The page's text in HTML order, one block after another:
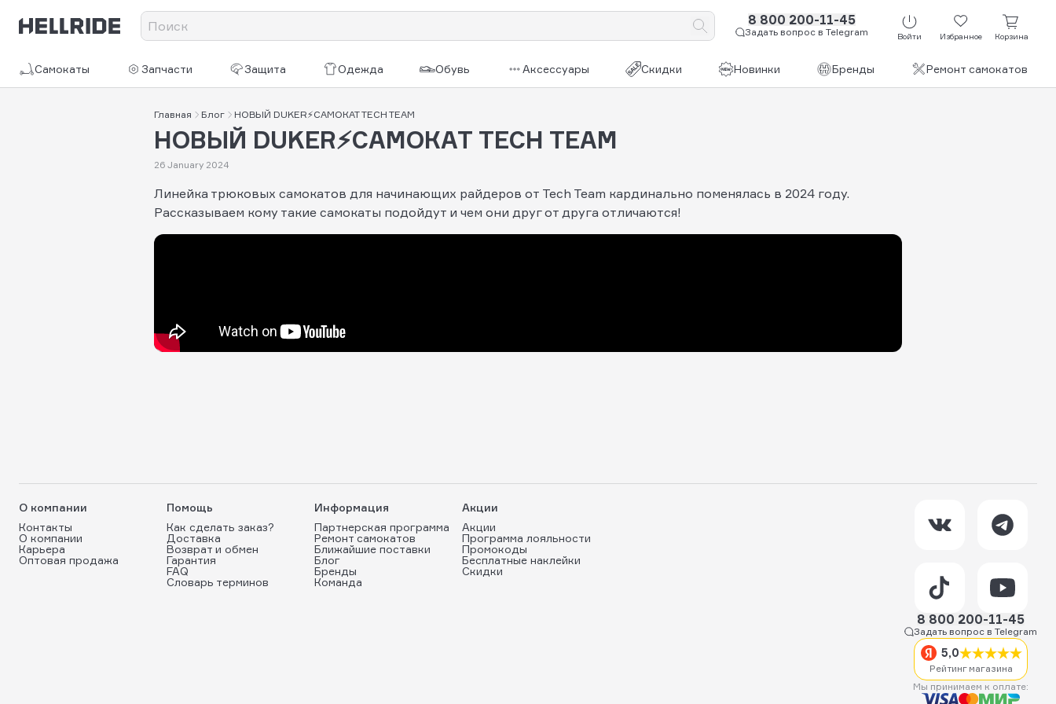
8 800 200-11-45
Задать вопрос в Telegram Войти Избранное Корзина
Самокаты Запчасти Защита Одежда Обувь Аксессуары Скидки Новинки Бренды Ремонт самокатов
Главная Блог НОВЫЙ DUKER⚡САМОКАТ TECH TEAM
НОВЫЙ DUKER⚡САМОКАТ TECH TEAM
26 January 2024
Линейка трюковых самокатов для начинающих райдеров от Tech Team кардинально поменялась в 2024 году.
Рассказываем кому такие самокаты подойдут и чем они друг от друга отличаются!
О компании
Контакты
О компании
Карьера
Оптовая продажа
Помощь
Как сделать заказ?
Доставка
Возврат и обмен
Гарантия
FAQ
Словарь терминов
Информация
Партнерская программа
Ремонт самокатов
Ближайшие поставки
Блог
Бренды
Команда
Акции
Акции
Программа лояльности
Промокоды
Бесплатные наклейки
Скидки
8 800 200-11-45
Задать вопрос в Telegram
5,0
Рейтинг магазина
Мы принимаем к оплате: